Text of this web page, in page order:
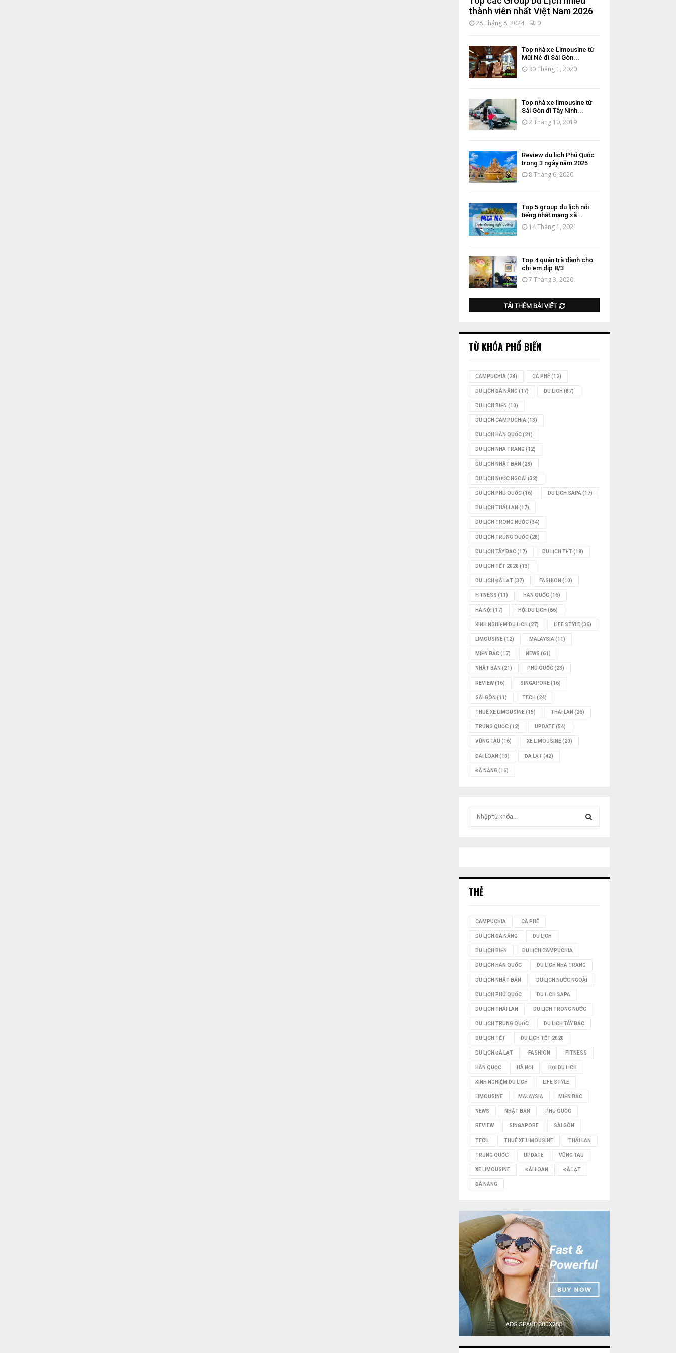
thành viên nhất Việt Nam 2026
28 Tháng 8, 2024 0
Top nhà xe Limousine từ
Mũi Né đi Sài Gòn...
30 Tháng 1, 2020
Top nhà xe limousine từ
Sài Gòn đi Tây Ninh...
2 Tháng 10, 2019
Review du lịch Phú Quốc
trong 3 ngày năm 2025
8 Tháng 6, 2020
Top 5 group du lịch nổi
tiếng nhất mạng xã...
14 Tháng 1, 2021
Top 4 quán trà dành cho
chị em dịp 8/3
7 Tháng 3, 2020
TẢI THÊM BÀI VIẾT
TỪ KHÓA PHỔ BIẾN
CAMPUCHIA (28) CÀ PHÊ(12)
DU LỊCH ĐÀ NẴNG (17) DU LỊCH (87)
DU LỊCH BIỂN (10)
DU LỊCH CAMPUCHIA (13)
DU LỊCH HÀN QUỐC(21)
DU LỊCH NHA TRANG (12)
DU LỊCH NHẬT BẢN (28)
DU LỊCH NƯỚC NGOÀI (32)
DU LỊCH PHÚ QUỐC(16) DU LỊCH SAPA (17)
DU LỊCH THÁI LAN (17)
DU LỊCH TRONG NƯỚC(34)
DU LỊCH TRUNG QUỐC(28)
DU LỊCH TÂY BẮC(17) DU LỊCH TẾT(18)
DU LỊCH TẾT 2020 (13)
DU LỊCH ĐÀ LẠT(37) FASHION (10)
FITNESS (11) HÀN QUỐC(16)
HÀ NỘI (17) HỘI DU LỊCH (66)
KINH NGHIỆM DU LỊCH (27) LIFE STYLE(36)
LIMOUSINE(12) MALAYSIA (11)
MIỀN BẮC(17) NEWS (61)
NHẬT BẢN (21) PHÚ QUỐC(23)
REVIEW(16) SINGAPORE(16)
SÀI GÒN (11) TECH (24)
THUÊ XE LIMOUSINE(15) THÁI LAN (26)
TRUNG QUỐC(12) UPDATE(54)
VŨNG TÀU (16) XE LIMOUSINE(20)
ĐÀI LOAN (10) ĐÀ LẠT(42)
ĐÀ NẴNG (16)
M
THẺ
CAMPUCHIA CÀ PHÊ
DU LỊCH ĐÀ NẴNG DU LỊCH
DU LỊCH BIỂN DU LỊCH CAMPUCHIA
DU LỊCH HÀN QUỐC DU LỊCH NHA TRANG
DU LỊCH NHẬT BẢN DU LỊCH NƯỚC NGOÀI
DU LỊCH PHÚ QUỐC DU LỊCH SAPA
DU LỊCH THÁI LAN DU LỊCH TRONG NƯỚC
DU LỊCH TRUNG QUỐC DU LỊCH TÂY BẮC
DU LỊCH TẾT DU LỊCH TẾT 2020
DU LỊCH ĐÀ LẠT FASHION FITNESS
HÀN QUỐC HÀ NỘI HỘI DU LỊCH
KINH NGHIỆM DU LỊCH LIFE STYLE
LIMOUSINE MALAYSIA MIỀN BẮC
NEWS NHẬT BẢN PHÚ QUỐC
REVIEW SINGAPORE SÀI GÒN
TECH THUÊ XE LIMOUSINE THÁI LAN
TRUNG QUỐC UPDATE VŨNG TÀU
XE LIMOUSINE ĐÀI LOAN ĐÀ LẠT
ĐÀ NẴNG